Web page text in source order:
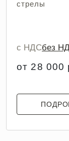
стрелы
с НДСбез
от 28 000